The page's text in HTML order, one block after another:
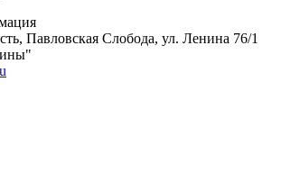
Павловская Слобода, ул. Ленина 76/1